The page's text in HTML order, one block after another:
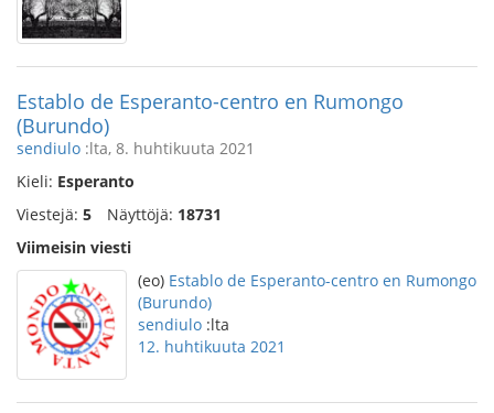
Establo de Esperanto-centro en Rumongo
(Burundo)
sendiulo :lta, 8. huhtikuuta 2021
Kieli: Esperanto
Viestejä: 5 Näyttöjä: 18731
Viimeisin viesti
(eo) Establo de Esperanto-centro en Rumongo
(Burundo)
sendiulo :lta
12. huhtikuuta 2021